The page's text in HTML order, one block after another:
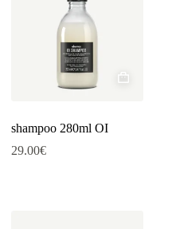
shampoo 280ml OI
29.00€